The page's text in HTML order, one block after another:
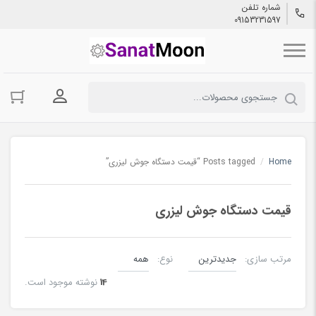
شماره تلفن
09153231597
ورود به
Home
/ Posts tagged “قیمت دستگاه جوش لیزری”
قیمت دستگاه جوش لیزری
مرتب سازی:
نوع:
14نوشته موجود است.